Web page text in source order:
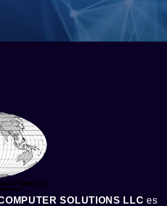
SOLUTIONS LLC es